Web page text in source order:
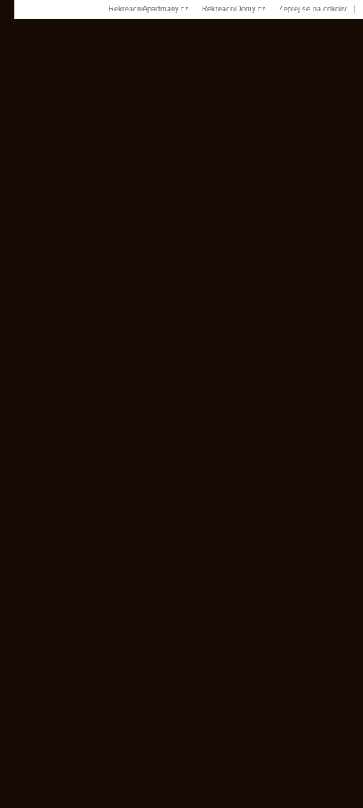
RekreacniApartmany.cz RekreacniDomy.cz Zeptej se na cokoliv!